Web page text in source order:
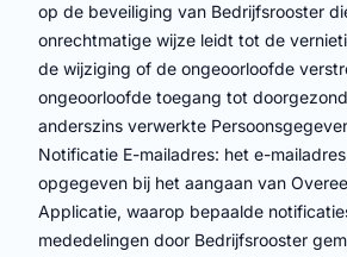
op de beveiliging van Bedrijfsrooster
onrechtmatige wijze leidt tot de
de wijziging of de ongeoorloofde
ongeoorloofde toegang tot
anderszins verwerkte
Notificatie E-mailadres: het e-
opgegeven bij het aangaan van
Applicatie, waarop bepaalde
mededelingen door Bedrijfsrooster